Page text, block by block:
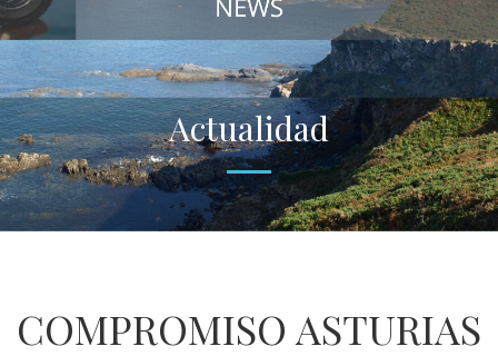
Actualidad
COMPROMISO ASTURIAS